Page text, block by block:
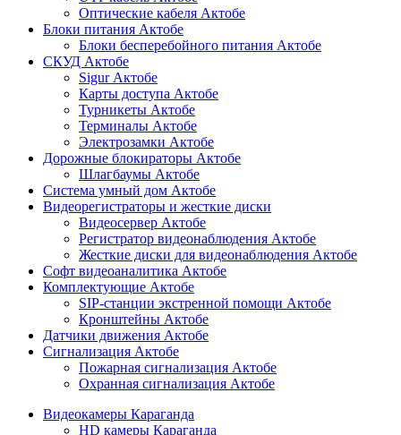
Оптические кабеля Актобе
Блоки питания Актобе
Блоки бесперебойного питания Актобе
СКУД Актобе
Sigur Актобе
Карты доступа Актобе
Турникеты Актобе
Терминалы Актобе
Электрозамки Актобе
Дорожные блокираторы Актобе
Шлагбаумы Актобе
Система умный дом Актобе
Видеорегистраторы и жесткие диски
Видеосервер Актобе
Регистратор видеонаблюдения Актобе
Жесткие диски для видеонаблюдения Актобе
Софт видеоаналитика Актобе
Комплектующие Актобе
SIP-станции экстренной помощи Актобе
Кронштейны Актобе
Датчики движения Актобе
Сигнализация Актобе
Пожарная сигнализация Актобе
Охранная сигнализация Актобе
Видеокамеры Караганда
HD камеры Караганда